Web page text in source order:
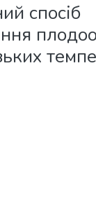
спосіб